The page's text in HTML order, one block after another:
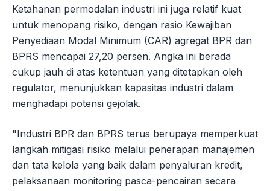
Ketahanan permodalan industri ini juga relatif kuat
untuk menopang risiko, dengan rasio Kewajiban
Penyediaan Modal Minimum (CAR) agregat BPR dan
BPRS mencapai 27,20 persen. Angka ini berada
cukup jauh di atas ketentuan yang ditetapkan oleh
regulator, menunjukkan kapasitas industri dalam
menghadapi potensi gejolak.
"Industri BPR dan BPRS terus berupaya memperkuat
langkah mitigasi risiko melalui penerapan manajemen
dan tata kelola yang baik dalam penyaluran kredit,
pelaksanaan monitoring pasca-pencairan secara